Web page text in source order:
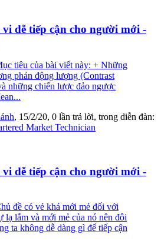
dễ tiếp cận cho người mới -
tiêu của bài viết này: + Những
phản động lượng (Contrast
những chiến lược đảo ngược
, 15/2/20, 0 lần trả lời, trong diễn đàn:
Market Technician
dễ tiếp cận cho người mới -
đề có vẻ khá mới mẻ đối với
lạ lẫm và mới mẻ của nó nên đôi
ta không dễ dàng gì để tiếp cận